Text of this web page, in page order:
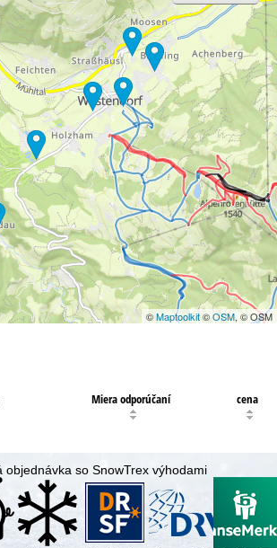
©Maptoolkit©OSM, © OSM
Miera odporúčaní cena
objednávka so SnowTrex výhodami